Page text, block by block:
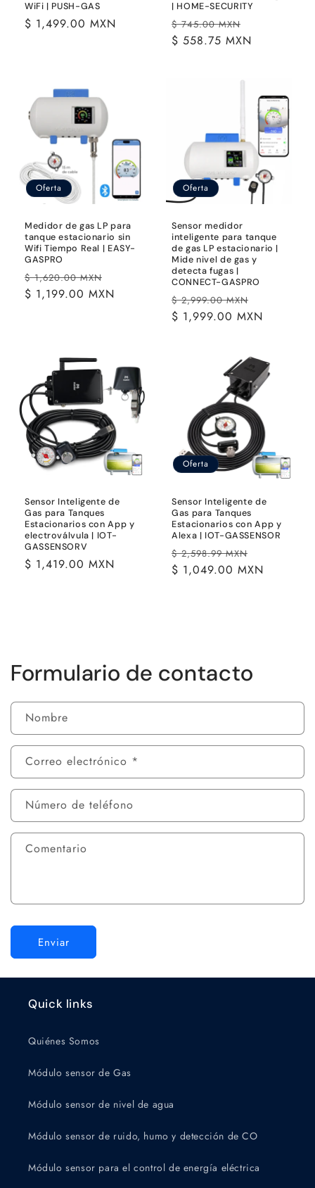
WiFi | PUSH-GAS
Precio
$ 1,499.00 MXN
| HOME-SECURITY
Precio
habitual
$ 745.00 MXN
de
$ 558.75 MXN
Oferta
Medidor de gas LP para
tanque estacionario sin
Wifi Tiempo Real | EASY-
GASPRO
Precio
habitual
$ 1,620.00 MXN
de
$ 1,199.00 MXN
Oferta
Sensor medidor
inteligente para tanque
de gas LP estacionario |
Mide nivel de gas y
detecta fugas |
CONNECT-GASPRO
Precio
habitual
$ 2,999.00 MXN
de
$ 1,999.00 MXN
Sensor Inteligente de
Gas para Tanques
Estacionarios con App y
electroválvula | IOT-
GASSENSORV
Precio
$ 1,419.00 MXN
Oferta
Sensor Inteligente de
Gas para Tanques
Estacionarios con App y
Alexa | IOT-GASSENSOR
Precio
habitual
$ 2,598.99 MXN
de
$ 1,049.00 MXN
Formulario de contacto
Nombre
Correo electrónico *
Número de teléfono
Comentario
Enviar
Quick links
Quiénes Somos
Módulo sensor de Gas
Módulo sensor de nivel de agua
Módulo sensor de ruido, humo y detección de CO
Módulo sensor para el control de energía eléctrica
¿En qué puedo ayudarte hoy?